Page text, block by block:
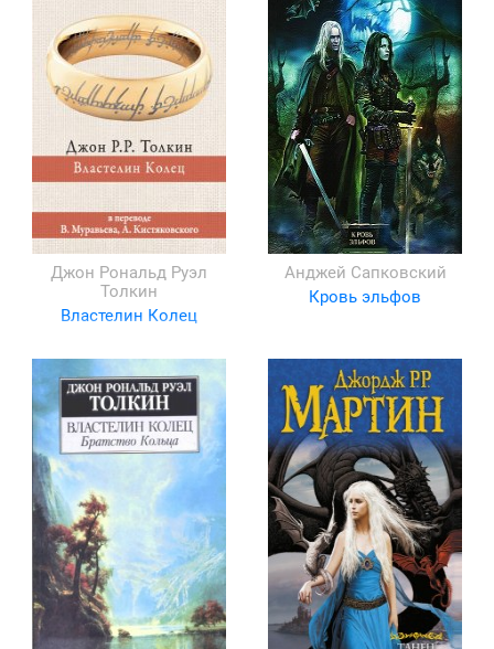
Джон Рональд Руэл
Толкин
Властелин Колец
Анджей Сапковский
Кровь эльфов